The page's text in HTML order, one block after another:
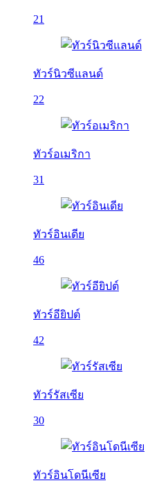
21
ทัวร์นิวซีแลนด์
22
ทัวร์อเมริกา
31
ทัวร์อินเดีย
46
ทัวร์อียิปต์
42
ทัวร์รัสเซีย
30
ทัวร์อินโดนีเซีย